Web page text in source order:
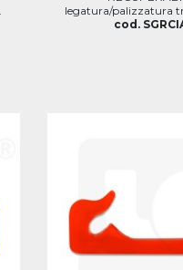
legatura/palizzatura
cod.